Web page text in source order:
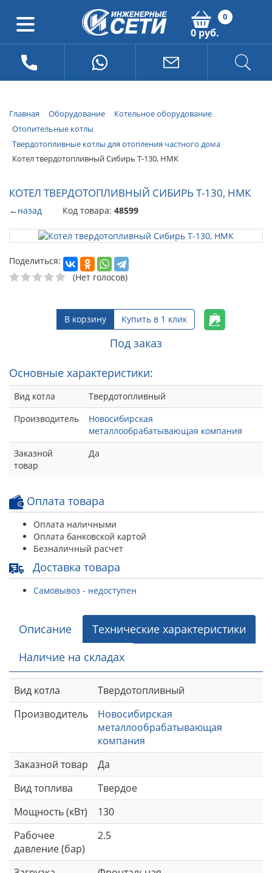
0
0 руб.
Главная Оборудование
Котельное оборудование
Отопительные котлы
Твердотопливные котлы для отопления частного дома
Котел твердотопливный Сибирь Т-130, НМК
КОТЕЛ ТВЕРДОТОПЛИВНЫЙ СИБИРЬ Т-130, НМК
←назад Код товара: 48599
Поделиться:
(Нет голосов)
В корзину Купить в 1 клик
Под заказ
Основные характеристики:
Вид котла
Твердотопливный
Производитель
Новосибирская
металлообрабатывающая компания
Заказной
товар
Да
Оплата товара
Оплата наличными
Оплата банковской картой
Безналичный расчет
Доставка товара
Самовывоз - недоступен
Описание
Технические характеристики
Наличие на складах
Вид котла
Твердотопливный
Производитель
Новосибирская
металлообрабатывающая
компания
Заказной товар
Да
Вид топлива
Твердое
Мощность (кВт)
130
Рабочее
давление (бар)
2.5